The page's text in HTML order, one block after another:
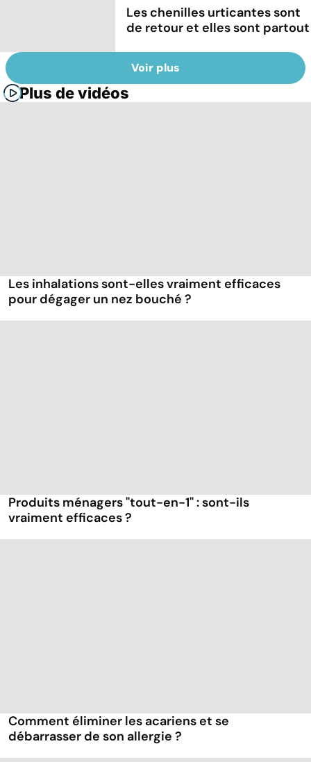
Les chenilles urticantes sont
de retour et elles sont partout
Voir plus
Plus de vidéos
Les inhalations sont-elles vraiment efficaces
pour dégager un nez bouché ?
Produits ménagers "tout-en-1" : sont-ils
vraiment efficaces ?
Comment éliminer les acariens et se
débarrasser de son allergie ?